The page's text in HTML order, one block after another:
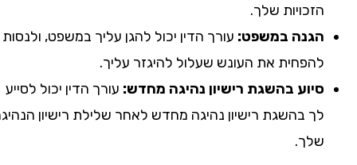
הזכויות שלך.
הגנה במשפט:עורך הדין יכול להגן עליך במשפט, ולנסות
להפחית את העונש שעלול להיגזר עליך.
סיוע בהשגת רישיון נהיגה מחדש:עורך הדין יכול לסייע
לך בהשגת רישיון נהיגה מחדש לאחר שלילת רישיון הנהיגה
שלך.